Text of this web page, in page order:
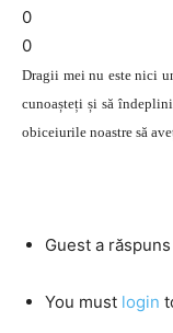
0
0
Dragii mei nu este nici
cunoașteți și să
obiceiurile noastre să
Guest a răspuns
You must login